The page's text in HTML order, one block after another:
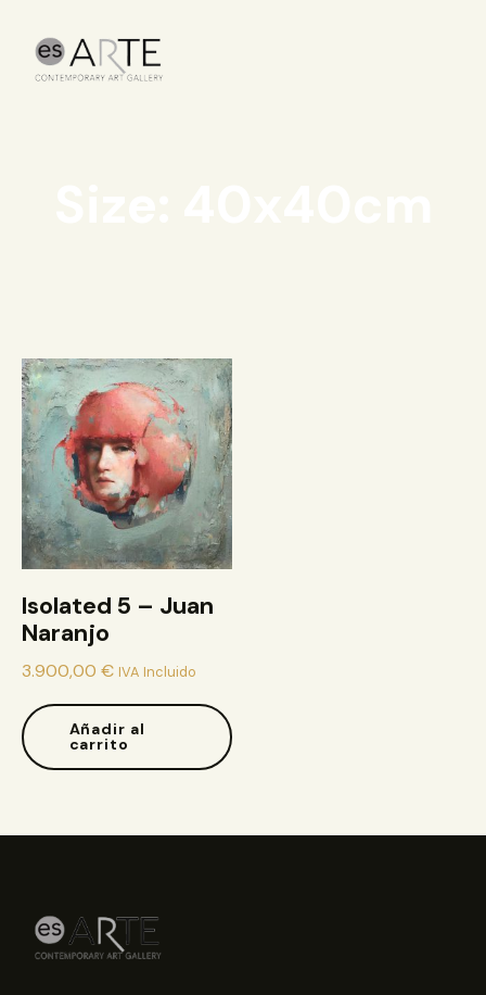
Isolated 5 – Juan
Naranjo
3.900,00 € IVA Incluido
Añadir al
carrito